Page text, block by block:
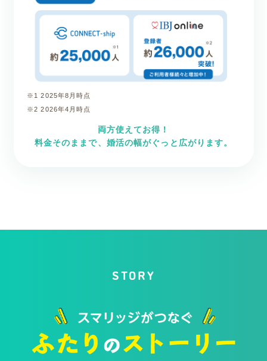
※1 2025年8月時点
※2 2026年4月時点
両方使えてお得！
料金そのままで、婚活の幅がぐっと広がります。
STORY